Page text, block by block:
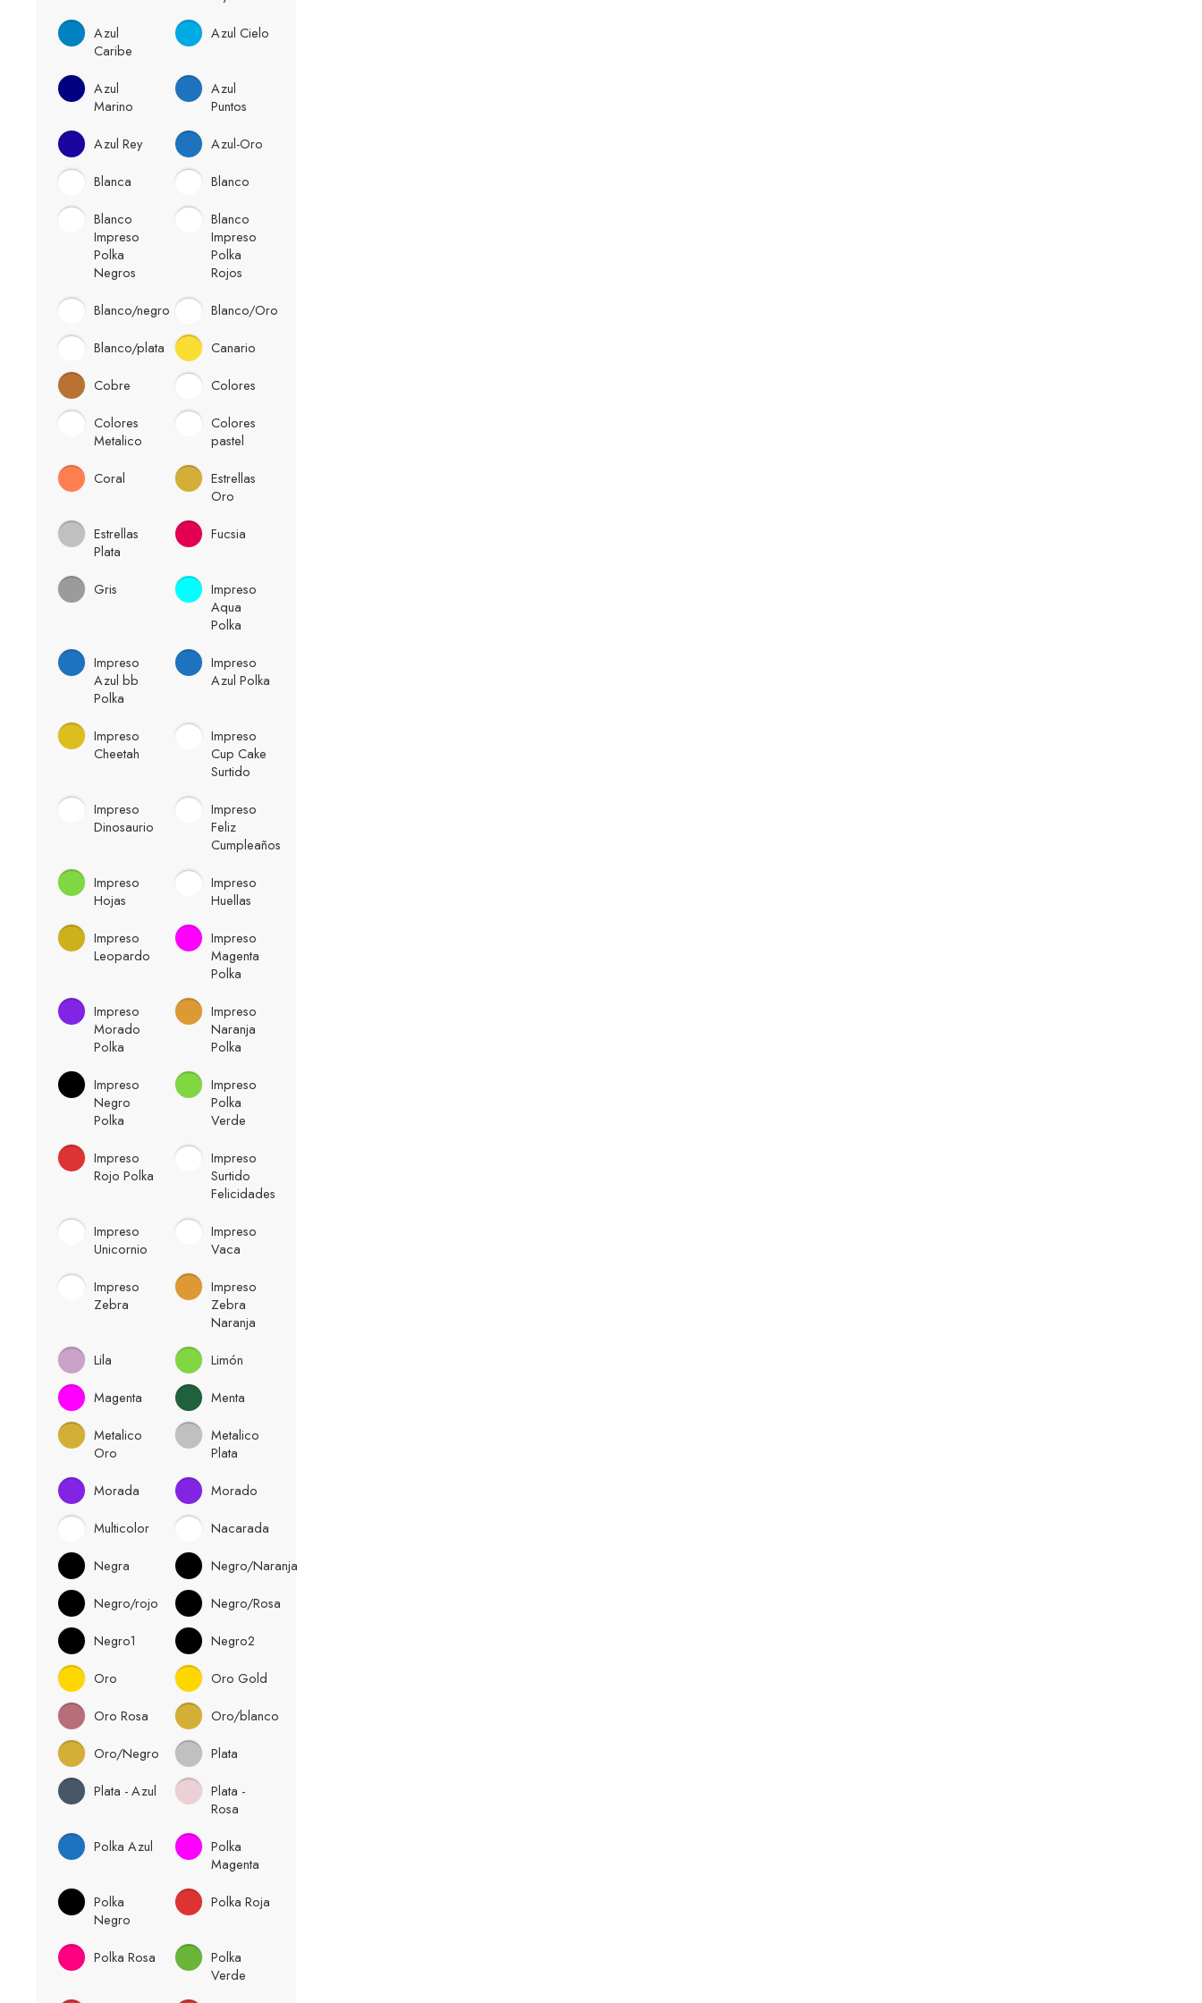
Azul
Caribe
Azul Cielo
Azul
Marino
Azul
Puntos
Azul Rey
Azul-Oro
Blanca
Blanco
Blanco
Impreso
Polka
Negros
Blanco
Impreso
Polka
Rojos
Blanco/negro
Blanco/Oro
Blanco/plata
Canario
Cobre
Colores
Colores
Metalico
Colores
pastel
Coral
Estrellas
Oro
Estrellas
Plata
Fucsia
Gris
Impreso
Aqua
Polka
Impreso
Azul bb
Polka
Impreso
Azul Polka
Impreso
Cheetah
Impreso
Cup Cake
Surtido
Impreso
Dinosaurio
Impreso
Feliz
Cumpleaños
Impreso
Hojas
Impreso
Huellas
Impreso
Leopardo
Impreso
Magenta
Polka
Impreso
Morado
Polka
Impreso
Naranja
Polka
Impreso
Negro
Polka
Impreso
Polka
Verde
Impreso
Rojo Polka
Impreso
Surtido
Felicidades
Impreso
Unicornio
Impreso
Vaca
Impreso
Zebra
Impreso
Zebra
Naranja
Lila
Limón
Magenta
Menta
Metalico
Oro
Metalico
Plata
Morada
Morado
Multicolor
Nacarada
Negra
Negro/Naranja
Negro/rojo
Negro/Rosa
Negro1
Negro2
Oro
Oro Gold
Oro Rosa
Oro/blanco
Oro/Negro
Plata
Plata - Azul
Plata -
Rosa
Polka Azul
Polka
Magenta
Polka
Negro
Polka Roja
Polka Rosa
Polka
Verde